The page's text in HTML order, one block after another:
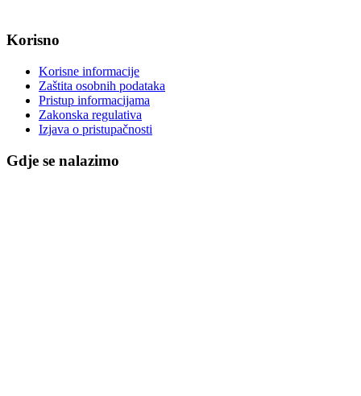
Korisno
Korisne informacije
Zaštita osobnih podataka
Pristup informacijama
Zakonska regulativa
Izjava o pristupačnosti
Gdje se nalazimo